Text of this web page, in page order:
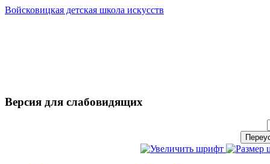
Войсковицкая детская школа искусств
Версия для слабовидящих